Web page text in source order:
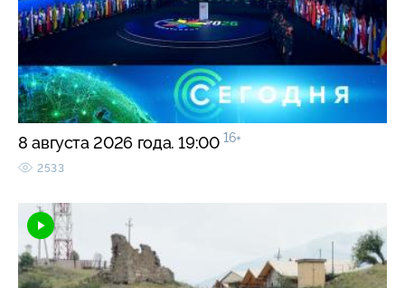
8 августа 2026 года. 19:00 16+
2533